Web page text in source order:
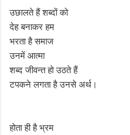
उछालते हैं शब्दों को
देह बनाकर हम
भरता है समाज
उनमें आत्मा
शब्द जीवन्त हो उठते हैं
टपकने लगता है उनसे अर्थ।
होता ही है भ्रम